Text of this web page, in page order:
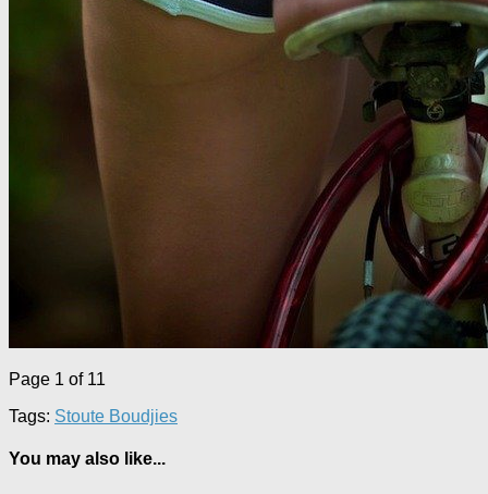
Page 1 of 11
Tags: Stoute Boudjies
You may also like...